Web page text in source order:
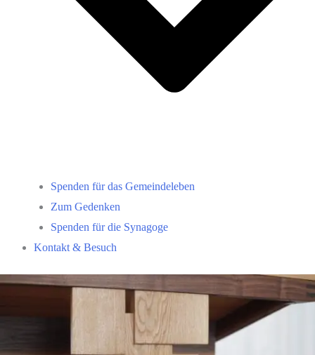
Spenden für das Gemeindeleben
Zum Gedenken
Spenden für die Synagoge
Kontakt & Besuch